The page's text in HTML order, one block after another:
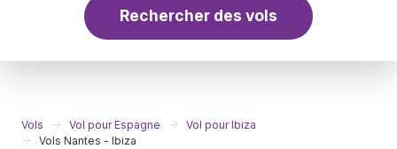
Rechercher des vols
Vols Vol pour Espagne
Vol pour Ibiza
Vols Nantes - Ibiza